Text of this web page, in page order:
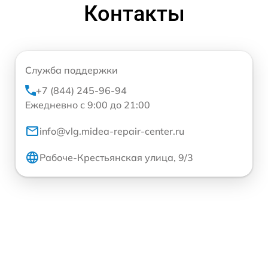
Контакты
Служба поддержки
+7 (844) 245-96-94
Ежедневно с 9:00 до 21:00
info@vlg.midea-repair-center.ru
Рабоче-Крестьянская улица, 9/3